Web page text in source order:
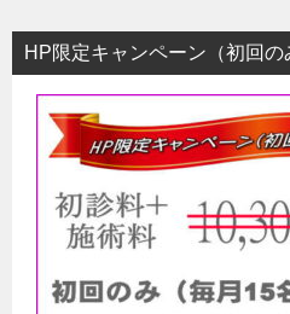
HP限定キャンペーン（初回の